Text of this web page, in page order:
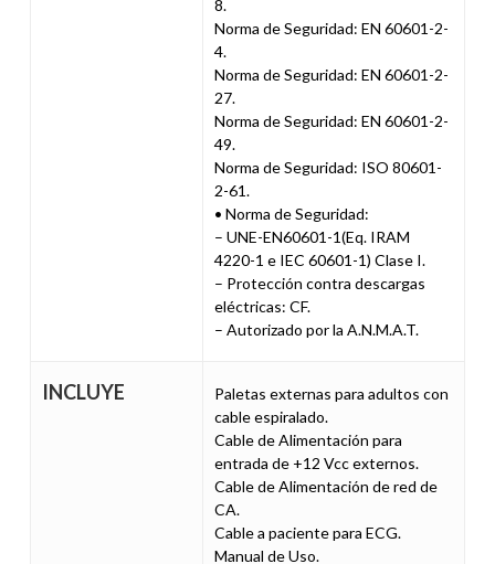
8.
Norma de Seguridad: EN 60601-2-
4.
Norma de Seguridad: EN 60601-2-
27.
Norma de Seguridad: EN 60601-2-
49.
Norma de Seguridad: ISO 80601-
2-61.
• Norma de Seguridad:
– UNE-EN60601-1(Eq. IRAM
4220-1 e IEC 60601-1) Clase I.
– Protección contra descargas
eléctricas: CF.
– Autorizado por la A.N.M.A.T.
INCLUYE
Paletas externas para adultos con
cable espiralado.
Cable de Alimentación para
entrada de +12 Vcc externos.
Cable de Alimentación de red de
CA.
Cable a paciente para ECG.
Manual de Uso.